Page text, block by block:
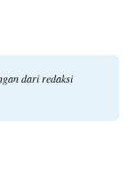
dari redaksi